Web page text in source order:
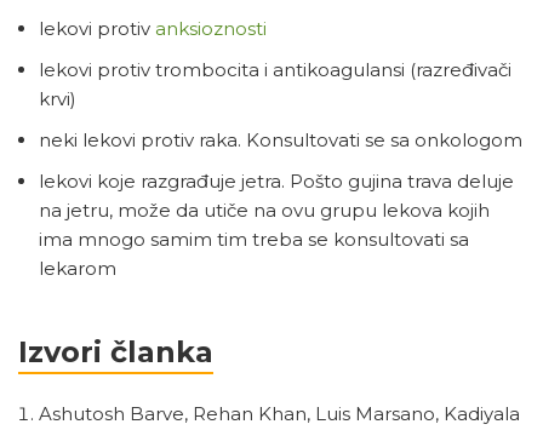
lekovi protiv anksioznosti
lekovi protiv trombocita i antikoagulansi (razređivači
krvi)
neki lekovi protiv raka. Konsultovati se sa onkologom
lekovi koje razgrađuje jetra. Pošto gujina trava deluje
na jetru, može da utiče na ovu grupu lekova kojih
ima mnogo samim tim treba se konsultovati sa
lekarom
Izvori članka
Ashutosh Barve, Rehan Khan, Luis Marsano, Kadiyala